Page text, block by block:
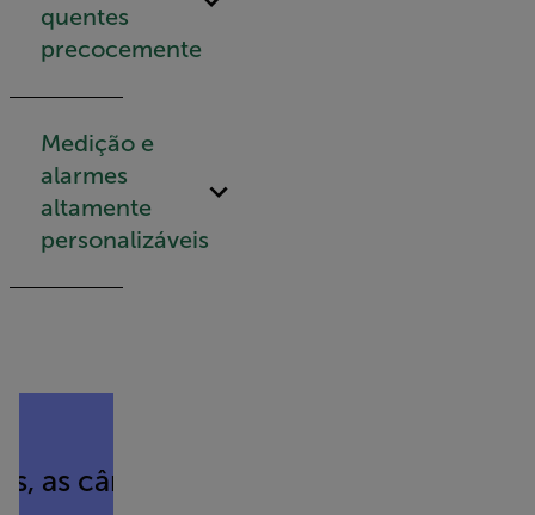
quentes
precocemente
Medição e
alarmes
altamente
personalizáveis
câmeras termográficas